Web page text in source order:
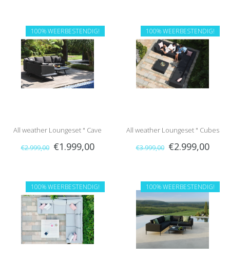
100% WEERBESTENDIG!
All weather Loungeset " Cave
Charcoal "
€2.999,00 €1.999,00
100% WEERBESTENDIG!
All weather Loungeset " Cubes
Charcoal "
€3.999,00 €2.999,00
100% WEERBESTENDIG! 100% WEERBESTENDIG!